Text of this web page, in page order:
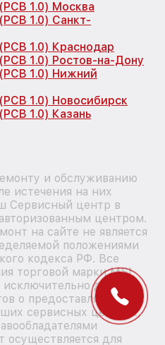
1.0) Москва
1.0) Санкт-
1.0) Краснодар
1.0) Ростов-на-Дону
1.0) Нижний
1.0) Новосибирск
1.0) Казань
и обслуживанию
истечения на них
Сервисный центр в
центром.
на сайте не является
положениями
кодекса РФ. Все
торговой марки MSI
для
о предоставляемых
сервисных центрах,
осуществляется для